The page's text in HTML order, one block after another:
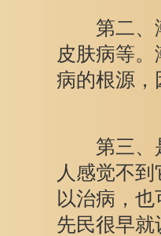
第二、潮
皮肤病等
病的根源，
第三、是
人感觉不
以治病，
先民很早就